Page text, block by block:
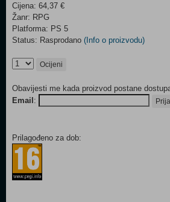
Cijena: 64,37 €
Žanr: RPG
Platforma: PS 5
Status: Rasprodano (Info o proizvodu)
Ocijeni
Obavijesti me kada proizvod postane
Email :
Prilagođeno za dob: